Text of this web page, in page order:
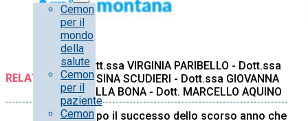
Cemon
per il
mondo
della
salute
Cemon
per il
paziente
Cemon
RELATORE/I:
Dott.ssa VIRGINIA PARIBELLO - Dott.ssa
ROSINA SCUDIERI - Dott.ssa GIOVANNA
DELLA BONA - Dott. MARCELLO AQUINO
Dopo il successo dello scorso anno che